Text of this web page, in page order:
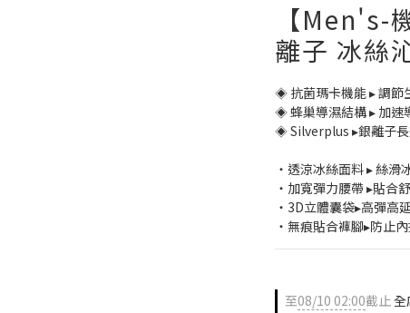
【Men's-
離子 冰絲
◈ 抗菌瑪卡機能 ▸ 調節
◈ 蜂巢導濕結構 ▸ 加速
◈ Silverplus ▸銀離子長
・透涼冰絲面料 ▸ 絲滑
・加寬彈力腰帶 ▸貼合
・3D立體囊袋▸高彈高
・無痕貼合褲腳▸防止
至08/10 02:00截止全